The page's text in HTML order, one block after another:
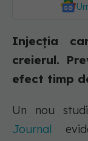
Injecția
creierul.
efect timp
Un nou
Journal